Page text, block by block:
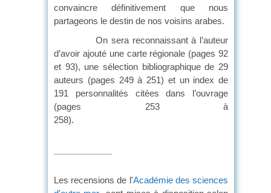
convaincre définitivement que nous
partageons le destin de nos voisins arabes.
On sera reconnaissant à l’auteur
d’avoir ajouté une carte régionale (pages 92
et 93), une sélection bibliographique de 29
auteurs (pages 249 à 251) et un index de
191 personnalités citées dans l’ouvrage
(pages 253 à
Les recensions de l'Académie des sciences